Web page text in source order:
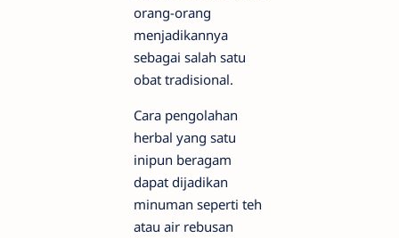
orang-orang
menjadikannya
sebagai salah satu
obat tradisional.
Cara pengolahan
herbal yang satu
inipun beragam
dapat dijadikan
minuman seperti teh
atau air rebusan